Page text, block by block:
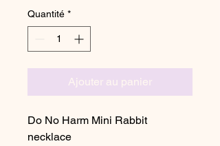
Quantité *
Ajouter au panier
Do No Harm Mini Rabbit
necklace